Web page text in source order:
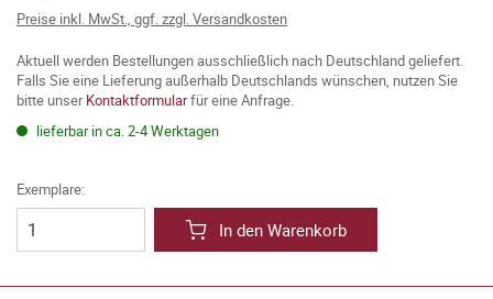
Preise inkl. MwSt., ggf. zzgl. Versandkosten
Aktuell werden Bestellungen ausschließlich nach Deutschland geliefert.
Falls Sie eine Lieferung außerhalb Deutschlands wünschen, nutzen Sie
bitte unserKontaktformularfür eine Anfrage.
lieferbar in ca. 2-4 Werktagen
Exemplare:
In den Warenkorb